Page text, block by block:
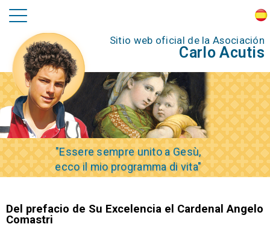
Sitio web oficial de la Asociación
Carlo Acutis
"Essere sempre unito a Gesù,
ecco il mio programma di vita"
Del prefacio de Su Excelencia el Cardenal Angelo
Comastri